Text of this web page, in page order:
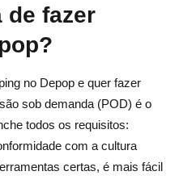
de fazer
no Depop e quer fazer
sob demanda (POD) é o
todos os requisitos:
com a cultura
certas, é mais fácil